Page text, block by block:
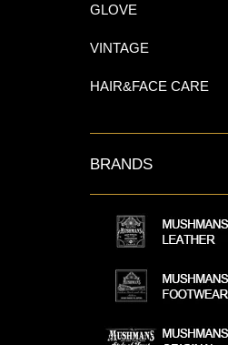
GLOVE
VINTAGE
HAIR&FACE CARE
BRANDS